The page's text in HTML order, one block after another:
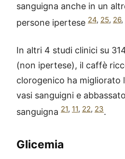
sanguigna anche in un
persone ipertese 24, 25, 26,
In altri 4 studi clinici su
(non ipertese), il caffè
clorogenico ha migliorato
vasi sanguigni e
sanguigna 21, 11, 22, 23.
Glicemia